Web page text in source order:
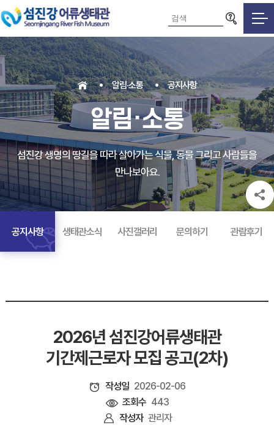
검색영역
알림·소통 공지사항
알림·소통
섬진강 생명의 땅길을 따라 살아가는 식물, 동물 그리고 사람들을
만나보아요.
공지사항 생태관소식 사진갤러리 문의하기 관람후기
2026년 섬진강어류생태관
기간제근로자 모집 공고(2차)
작성일 2026-02-06
조회수 443
작성자 관리자